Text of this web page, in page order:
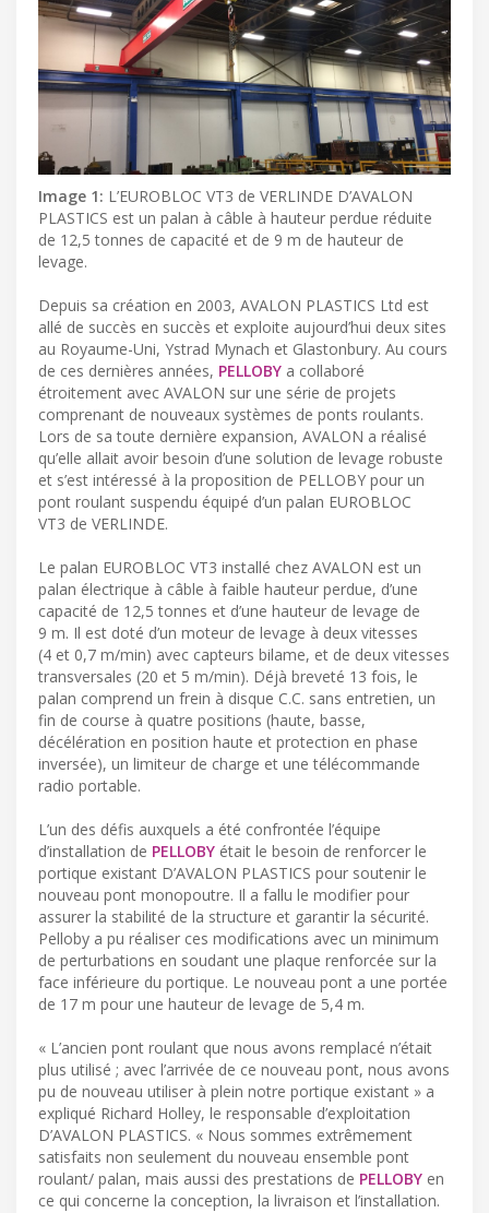
Image 1: L’EUROBLOC VT3 de VERLINDE D’AVALON
PLASTICS est un palan à câble à hauteur perdue réduite
de 12,5 tonnes de capacité et de 9 m de hauteur de
levage.
Depuis sa création en 2003, AVALON PLASTICS Ltd est
allé de succès en succès et exploite aujourd’hui deux sites
au Royaume-Uni, Ystrad Mynach et Glastonbury. Au cours
de ces dernières années, PELLOBY a collaboré
étroitement avec AVALON sur une série de projets
comprenant de nouveaux systèmes de ponts roulants.
Lors de sa toute dernière expansion, AVALON a réalisé
qu’elle allait avoir besoin d’une solution de levage robuste
et s’est intéressé à la proposition de PELLOBY pour un
pont roulant suspendu équipé d’un palan EUROBLOC
VT3 de VERLINDE.
Le palan EUROBLOC VT3 installé chez AVALON est un
palan électrique à câble à faible hauteur perdue, d’une
capacité de 12,5 tonnes et d’une hauteur de levage de
9 m. Il est doté d’un moteur de levage à deux vitesses
(4 et 0,7 m/min) avec capteurs bilame, et de deux vitesses
transversales (20 et 5 m/min). Déjà breveté 13 fois, le
palan comprend un frein à disque C.C. sans entretien, un
fin de course à quatre positions (haute, basse,
décélération en position haute et protection en phase
inversée), un limiteur de charge et une télécommande
radio portable.
L’un des défis auxquels a été confrontée l’équipe
d’installation de PELLOBY était le besoin de renforcer le
portique existant D’AVALON PLASTICS pour soutenir le
nouveau pont monopoutre. Il a fallu le modifier pour
assurer la stabilité de la structure et garantir la sécurité.
Pelloby a pu réaliser ces modifications avec un minimum
de perturbations en soudant une plaque renforcée sur la
face inférieure du portique. Le nouveau pont a une portée
de 17 m pour une hauteur de levage de 5,4 m.
« L’ancien pont roulant que nous avons remplacé n’était
plus utilisé ; avec l’arrivée de ce nouveau pont, nous avons
pu de nouveau utiliser à plein notre portique existant » a
expliqué Richard Holley, le responsable d’exploitation
D’AVALON PLASTICS. « Nous sommes extrêmement
satisfaits non seulement du nouveau ensemble pont
roulant/ palan, mais aussi des prestations de PELLOBY en
ce qui concerne la conception, la livraison et l’installation.